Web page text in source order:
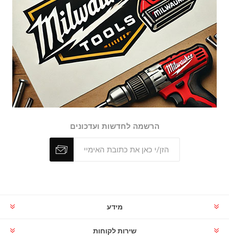
הרשמה לחדשות ועדכונים
מידע
שירות לקוחות